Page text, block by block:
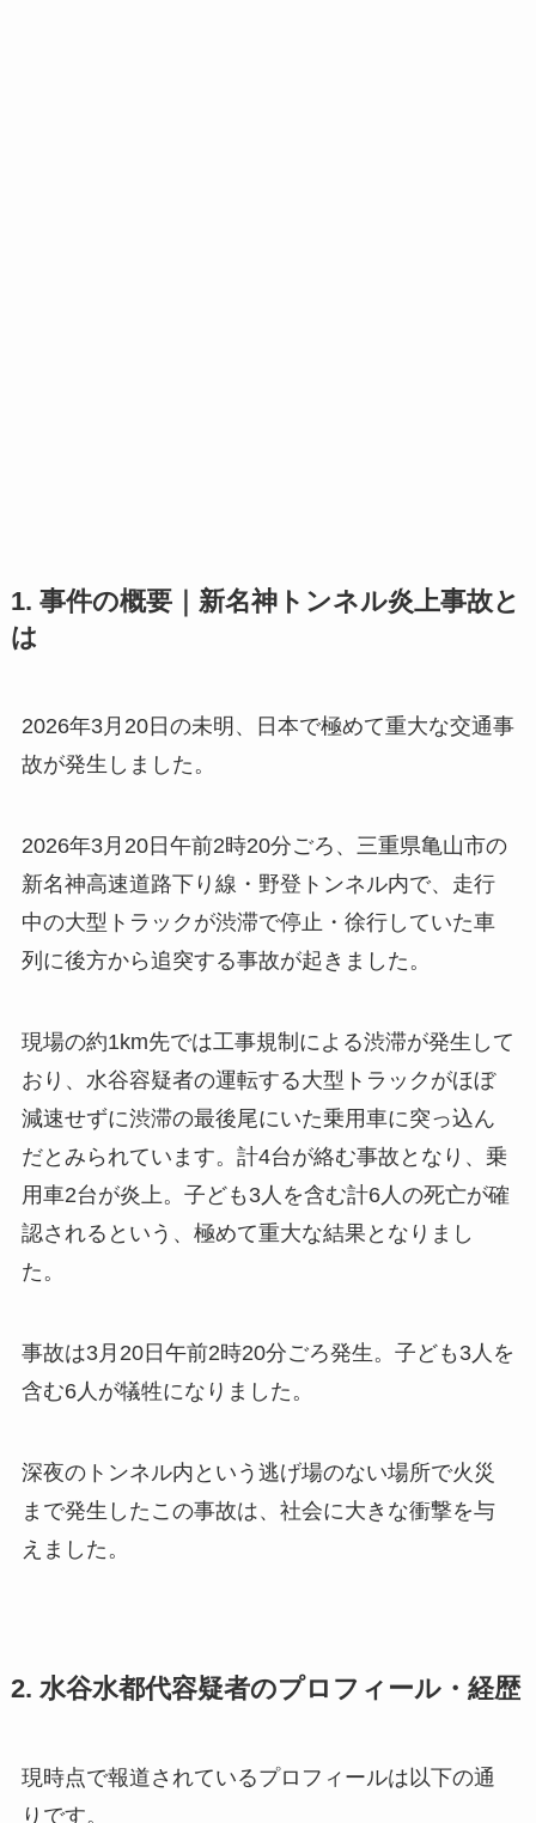
1. 事件の概要｜新名神トンネル炎上事故と
は
2026年3月20日の未明、日本で極めて重大な交通事
故が発生しました。
2026年3月20日午前2時20分ごろ、三重県亀山市の
新名神高速道路下り線・野登トンネル内で、走行
中の大型トラックが渋滞で停止・徐行していた車
列に後方から追突する事故が起きました。
現場の約1km先では工事規制による渋滞が発生して
おり、水谷容疑者の運転する大型トラックがほぼ
減速せずに渋滞の最後尾にいた乗用車に突っ込ん
だとみられています。計4台が絡む事故となり、乗
用車2台が炎上。子ども3人を含む計6人の死亡が確
認されるという、極めて重大な結果となりまし
た。
事故は3月20日午前2時20分ごろ発生。子ども3人を
含む6人が犠牲になりました。
深夜のトンネル内という逃げ場のない場所で火災
まで発生したこの事故は、社会に大きな衝撃を与
えました。
2. 水谷水都代容疑者のプロフィール・経歴
現時点で報道されているプロフィールは以下の通
りです。